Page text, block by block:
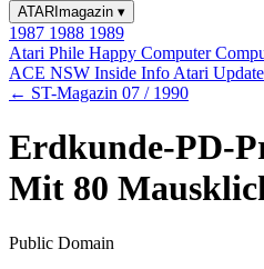
ATARImagazin ▾
1987 1988 1989
Atari Phile Happy Computer
ACE NSW Inside Info Atari Update
← ST-Magazin 07 / 1990
Erdkunde-PD-
Mit 80
Public Domain